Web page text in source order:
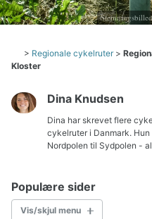
> Regionale cykelruter >
Kloster
Dina Knudsen
Dina har skrevet flere
cykelruter i Danmark.
Nordpolen til Sydpolen -
Populære sider
Vis/skjul menu